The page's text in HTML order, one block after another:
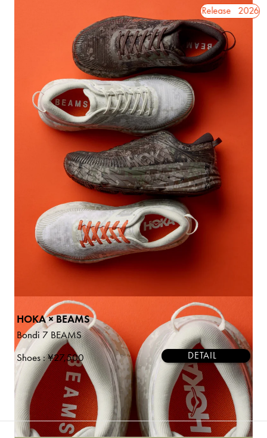
2026.8.7 Release
HOKA × BEAMS
Bondi 7 BEAMS
Shoes: ¥27,500 DETAIL
※ハーフジップピステは
楽町」と「ビームス ゴ
商品です。
Cap: ￥14,300
Hat: ￥16,500
T-shirt: ￥17,600
T-shirt: ￥17,600
Polo shirt
MALBON GOLF アイテム一覧はこち